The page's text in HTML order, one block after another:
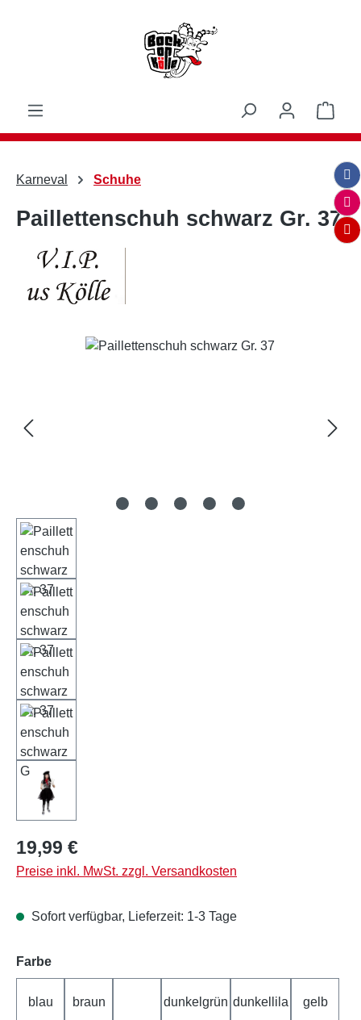
Karneval Schuhe
Paillettenschuh schwarz Gr. 37
Bildergalerie überspringen
Regulärer Preis:
19,99 €
Preise inkl. MwSt. zzgl. Versandkosten
Sofort verfügbar, Lieferzeit: 1-3 Tage
Farbeauswählen
blau braun dunkelgrün dunkellila gelb